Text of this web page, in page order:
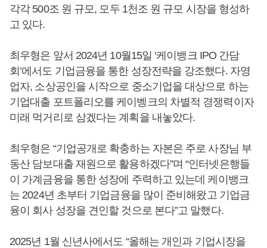
각각 500조 원 규모, 모두 1천조 원 규모 시장을 형성하
고 있다.
최우형은 앞서 2024년 10월15일 ‘케이뱅크 IPO 간담
회’에서도 기업금융을 통한 성장전략을 강조했다. 자영
업자, 소상공인을 시작으로 중소기업을 대상으로 하는
기업대출 포트폴리오를 케이벵크의 차별적 경쟁력이자
미래 먹거리로 삼겠다는 계획을 내놓았다.
최우형은 “기업공개로 확충하는 자본은 주로 사장님 부
동산 담보대출 재원으로 활용하겠다”며 “인터넷은행들
이 가계금융을 통한 성장에 주력하고 있는데 케이뱅크
는 2024년 초부터 기업금융을 많이 준비해왔고 기업금
융이 회사 성장을 견인할 것으로 본다”고 말했다.
2025년 1월 신년사에서도 “올해는 개인과 기업시장을